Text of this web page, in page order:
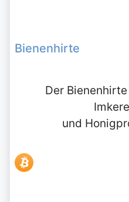
Bienenhirte
Der
und